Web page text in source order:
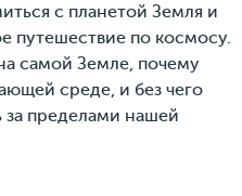
с планетой Земля и
путешествие по космосу.
самой Земле, почему
среде, и без чего
за пределами нашей